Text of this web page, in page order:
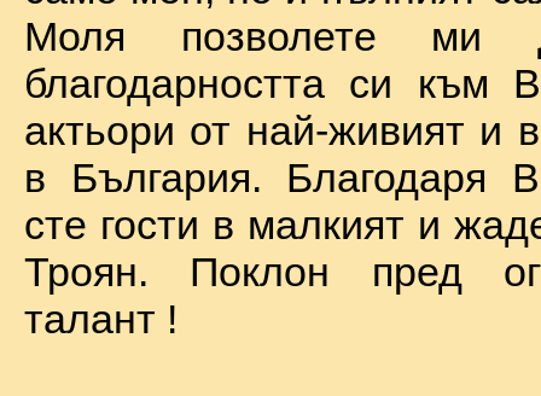
Моля позволете ми
благодарността си към
актьори от най-живият и
в България. Благодаря
сте гости в малкият и
Троян. Поклон пред
талант !